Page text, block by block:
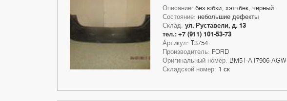
Описание: без юбки, хэтчбек, черный
Состояние: небольшие дефекты
Склад: ул. Руставели, д. 13
тел.: +7 (911) 101-53-73
Артикул: T3754
Производитель: FORD
Оригинальный номер: BM51-A17906-AGW
Складской номер: 1 ск